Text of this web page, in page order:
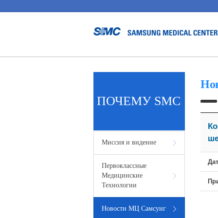
ПОЧЕМУ SMC
Миссия и видение
Первоклассные
Медицинские
Технологии
Новости МЦ Самсунг